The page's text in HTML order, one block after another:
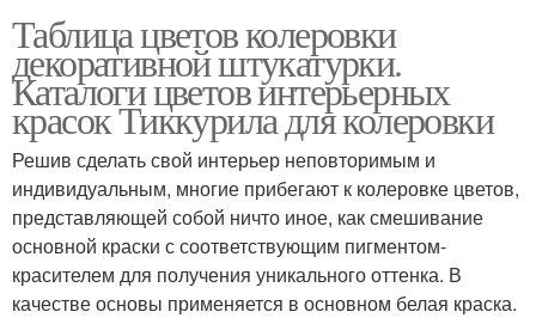
Таблица цветов колеровки
декоративной штукатурки.
Каталоги цветов интерьерных
красок Тиккурила для колеровки
Решив сделать свой интерьер неповторимым и
индивидуальным, многие прибегают к колеровке цветов,
представляющей собой ничто иное, как смешивание
основной краски с соответствующим пигментом-
красителем для получения уникального оттенка. В
качестве основы применяется в основном белая краска.